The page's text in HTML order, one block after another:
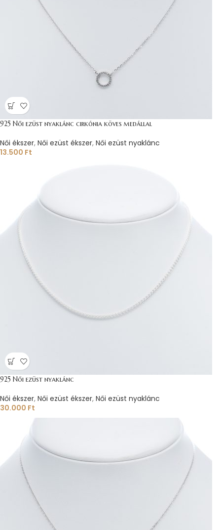
925 Női ezüst nyaklánc cirkónia köves medállal
Női ékszer, Női ezüst ékszer, Női ezüst nyaklánc
13.500 Ft
925 Női ezüst nyaklánc
Női ékszer, Női ezüst ékszer, Női ezüst nyaklánc
30.000 Ft